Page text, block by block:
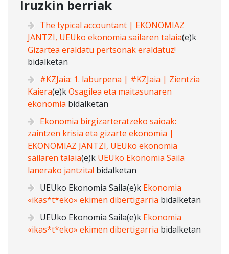
Iruzkin berriak
The typical accountant | EKONOMIAZ
JANTZI, UEUko ekonomia sailaren talaia(e)k
Gizartea eraldatu pertsonak eraldatuz!
bidalketan
#KZJaia: 1. laburpena | #KZJaia | Zientzia
Kaiera(e)kOsagilea eta maitasunaren
ekonomia bidalketan
Ekonomia birgizarteratzeko saioak:
zaintzen krisia eta gizarte ekonomia |
EKONOMIAZ JANTZI, UEUko ekonomia
sailaren talaia(e)k UEUko Ekonomia Saila
lanerako jantzita! bidalketan
UEUko Ekonomia Saila(e)k Ekonomia
«ikas*t*eko» ekimen dibertigarria bidalketan
UEUko Ekonomia Saila(e)k Ekonomia
«ikas*t*eko» ekimen dibertigarria bidalketan